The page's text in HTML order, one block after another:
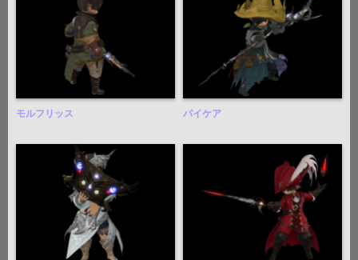
モルフリッス パイケア